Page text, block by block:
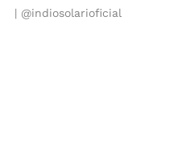
@indiosolarioficial